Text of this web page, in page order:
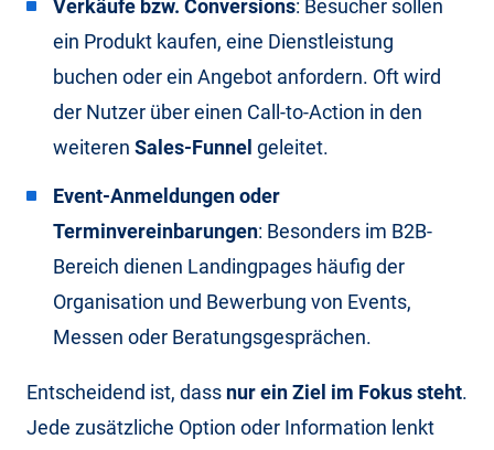
Verkäufe bzw. Conversions: Besucher sollen
ein Produkt kaufen, eine Dienstleistung
buchen oder ein Angebot anfordern. Oft wird
der Nutzer über einen Call-to-Action in den
weiteren Sales-Funnel geleitet.
Event-Anmeldungen oder
Terminvereinbarungen: Besonders im B2B-
Bereich dienen Landingpages häufig der
Organisation und Bewerbung von Events,
Messen oder Beratungsgesprächen.
Entscheidend ist, dass nur ein Ziel im Fokus steht.
Jede zusätzliche Option oder Information lenkt